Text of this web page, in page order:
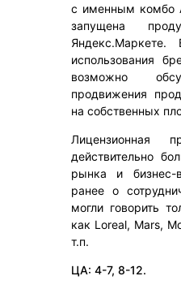
с именным комбо
запущена
Яндекс.Маркете.
использования
возможно
продвижения
на собственных
Лицензионная
действительно
рынка и бизнес-
ранее о
могли говорить
как Loreal, Mars,
т.п.
ЦА: 4-7, 8-12.